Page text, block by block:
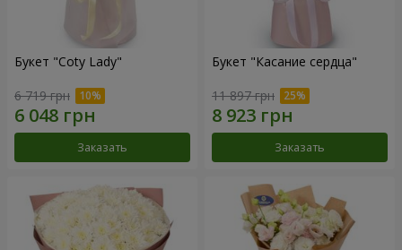
Букет "Coty Lady"
6 719 грн
Заказать
Букет "Касание сердца"
11 897 грн
Заказать